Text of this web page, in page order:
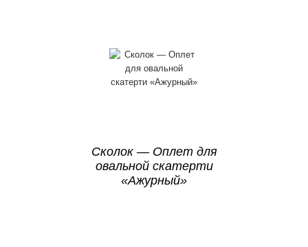
Сколок — Оплет для
овальной скатерти
«Ажурный»